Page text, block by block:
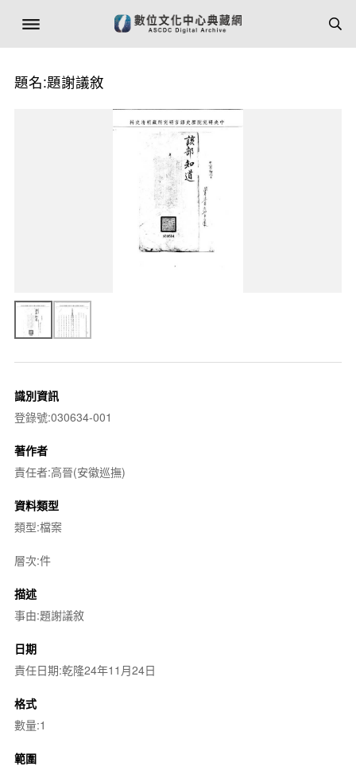
題名:題謝議敘
識別資訊
登錄號:030634-001
著作者
責任者:高晉(安徽巡撫)
資料類型
類型:檔案
層次:件
描述
事由:題謝議敘
日期
責任日期:乾隆24年11月24日
格式
數量:1
範圍